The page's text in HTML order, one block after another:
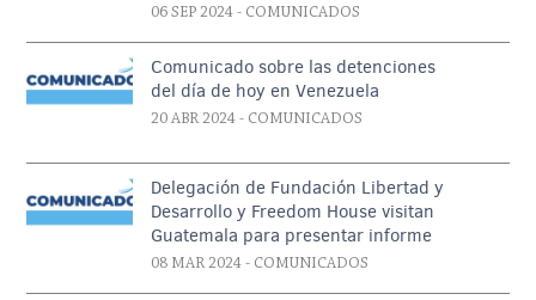
06 SEP 2024 - COMUNICADOS
Comunicado sobre las detenciones
del día de hoy en Venezuela
20 ABR 2024 - COMUNICADOS
Delegación de Fundación Libertad y
Desarrollo y Freedom House visitan
Guatemala para presentar informe
08 MAR 2024 - COMUNICADOS